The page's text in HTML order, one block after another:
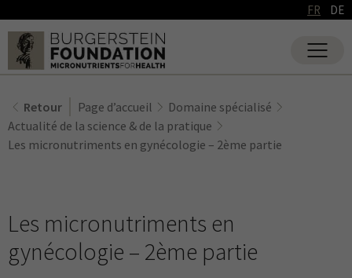
FR DE
Retour Page d’accueil
Domaine spécialisé
Actualité de la science & de la pratique
Les micronutriments en gynécologie – 2ème partie
Les micronutriments en
gynécologie – 2ème partie